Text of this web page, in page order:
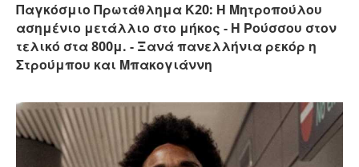
Παγκόσμιο Πρωτάθλημα Κ20: Η Μητροπούλου
ασημένιο μετάλλιο στο μήκος - Η Ρούσσου στον
τελικό στα 800μ. - Ξανά πανελλήνια ρεκόρ η
Στρούμπου και Μπακογιάννη